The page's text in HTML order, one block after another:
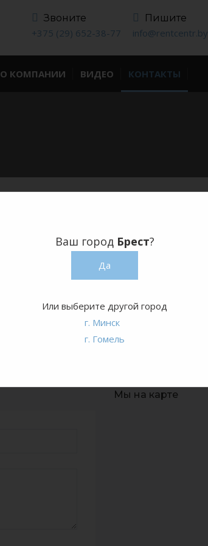
Звоните
+375 (29) 652-38-77
Пишите
info@rentcentr.by
О КОМПАНИИ ВИДЕО КОНТАКТЫ
Email
Мы на карте
Ваш город Брест?
Да
Или выберите другой город
г. Минск
г. Гомель